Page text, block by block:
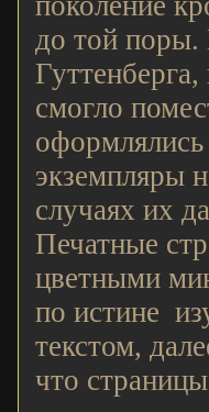
до той
смогло
экземпляры
случаях их
Печатные
цветными
по истине
текстом,
что